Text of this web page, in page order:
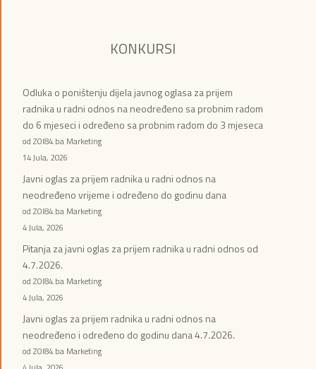
KONKURSI
Odluka o poništenju dijela javnog oglasa za prijem
radnika u radni odnos na neodređeno sa probnim radom
do 6 mjeseci i određeno sa probnim radom do 3 mjeseca
od ZOI84.ba Marketing
14 Jula, 2026
Javni oglas za prijem radnika u radni odnos na
neodređeno vrijeme i određeno do godinu dana
od ZOI84.ba Marketing
4 Jula, 2026
Pitanja za javni oglas za prijem radnika u radni odnos od
4.7.2026.
od ZOI84.ba Marketing
4 Jula, 2026
Javni oglas za prijem radnika u radni odnos na
neodređeno i određeno do godinu dana 4.7.2026.
od ZOI84.ba Marketing